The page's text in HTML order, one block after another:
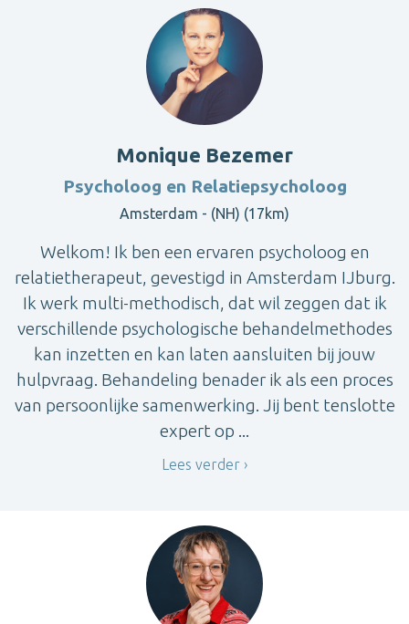
Monique Bezemer
Psycholoog en Relatiepsycholoog
Amsterdam - (NH) (17km)
Welkom! Ik ben een ervaren psycholoog en
relatietherapeut, gevestigd in Amsterdam IJburg.
Ik werk multi-methodisch, dat wil zeggen dat ik
verschillende psychologische behandelmethodes
kan inzetten en kan laten aansluiten bij jouw
hulpvraag. Behandeling benader ik als een proces
van persoonlijke samenwerking. Jij bent tenslotte
expert op ...
Lees verder